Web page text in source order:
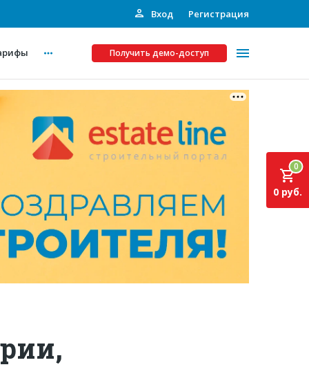
Вход Регистрация
Получить демо-доступ
Платные услуги
Рекламодателям
Инвестпроекты
Подписка на Базу
0
0 руб.